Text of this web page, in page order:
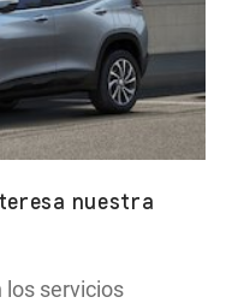
nuestra
los servicios